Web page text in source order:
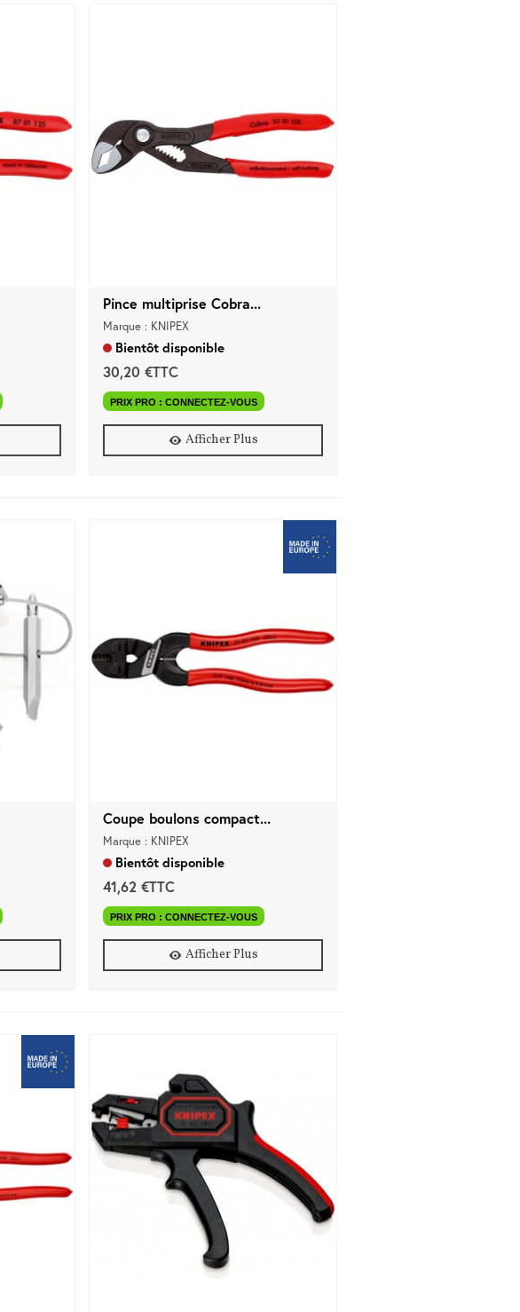
Pince multiprise Cobra...
Marque : KNIPEX
Bientôt disponible
30,20 €TTC
PRIX PRO : CONNECTEZ-VOUS
Afficher Plus
Coupe boulons compact...
Marque : KNIPEX
Bientôt disponible
41,62 €TTC
PRIX PRO : CONNECTEZ-VOUS
Afficher Plus